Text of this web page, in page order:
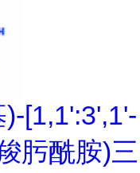
[1,1':3',1'-
肟酰胺)三